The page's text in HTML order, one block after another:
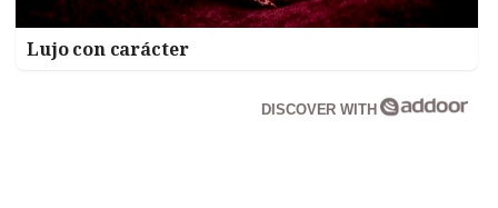
Lujo con carácter
DISCOVER WITH